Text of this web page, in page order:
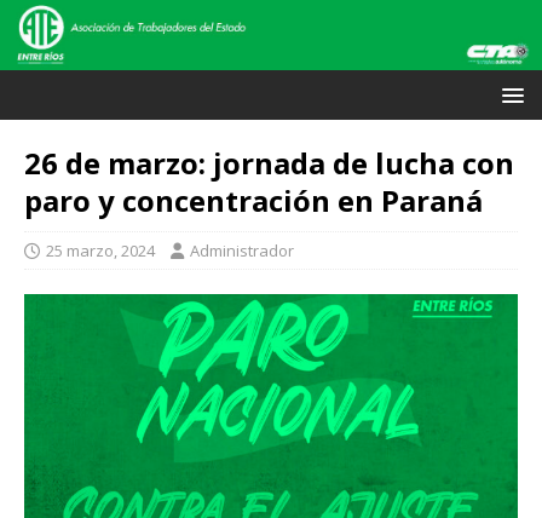
26 de marzo: jornada de lucha con
paro y concentración en Paraná
25 marzo, 2024 Administrador